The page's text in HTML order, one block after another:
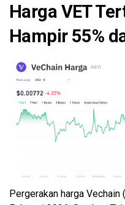
Harga VET
Hampir 55%
Pergerakan harga Vechain